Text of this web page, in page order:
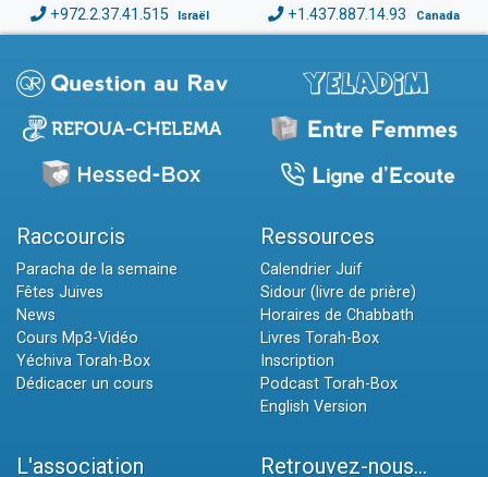
+972.2.37.41.515 Israël +1.437.887.14.93 Canada
Raccourcis
Paracha de la semaine
Fêtes Juives
News
Cours Mp3-Vidéo
Yéchiva Torah-Box
Dédicacer un cours
Ressources
Calendrier Juif
Sidour (livre de prière)
Horaires de Chabbath
Livres Torah-Box
Inscription
Podcast Torah-Box
English Version
L'association Retrouvez-nous...